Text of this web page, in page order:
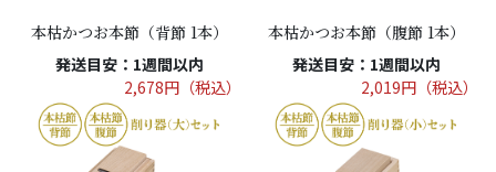
本枯かつお本節（背節 1本）
発送目安：1週間以内
2,678円（税込）
本枯かつお本節（腹節 1本）
発送目安：1週間以内
2,019円（税込）